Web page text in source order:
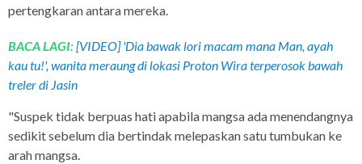
pertengkaran antara mereka.
BACA LAGI:[VIDEO] 'Dia bawak lori macam mana Man, ayah
kau tu!', wanita meraung di lokasi Proton Wira terperosok bawah
treler di Jasin
"Suspek tidak berpuas hati apabila mangsa ada menendangnya
sedikit sebelum dia bertindak melepaskan satu tumbukan ke
arah mangsa.